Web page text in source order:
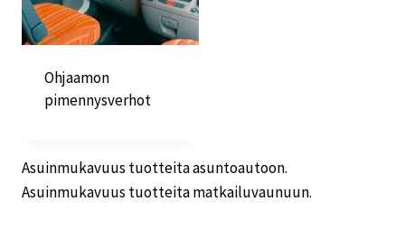
Ohjaamon
pimennysverhot
Asuinmukavuus tuotteita asuntoautoon.
Asuinmukavuus tuotteita matkailuvaunuun.